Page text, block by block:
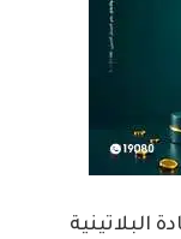
البلاتينية